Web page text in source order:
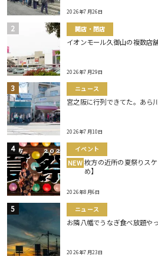
2026年7月26日
開店・閉店
イオンモール久御山の複数店
2026年7月29日
ニュース
宮之阪に行列できてた。あら
2026年7月10日
イベント
NEW 枚方の近所の夏祭りス
め】
2026年8月6日
ニュース
お隣八幡でうなぎ食べ放題や
2026年7月23日